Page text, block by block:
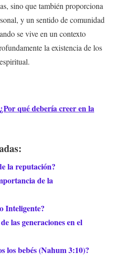
sino que también proporciona
y un sentido de comunidad
se vive en un contexto
la existencia de los
qué debería creer en la
la reputación?
de la
Inteligente?
las generaciones en el
los bebés (Nahum 3:10)?